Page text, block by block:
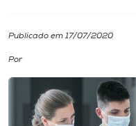
CPA
Biblioteca
Editora
Publicado em 17/07/2020
Por